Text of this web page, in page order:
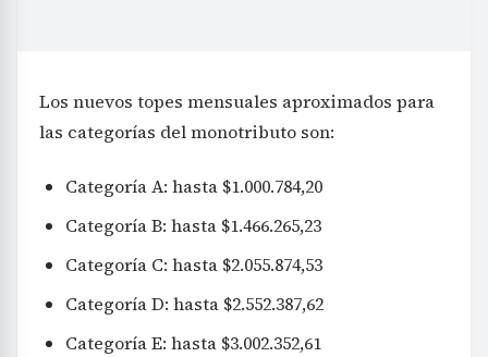
Los nuevos topes mensuales aproximados para
las categorías del monotributo son:
Categoría A: hasta $1.000.784,20
Categoría B: hasta $1.466.265,23
Categoría C: hasta $2.055.874,53
Categoría D: hasta $2.552.387,62
Categoría E: hasta $3.002.352,61